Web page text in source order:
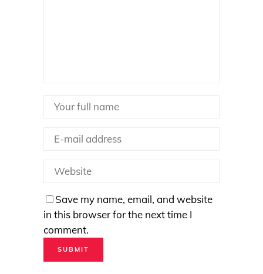
Save my name, email, and website
in this browser for the next time I
comment.